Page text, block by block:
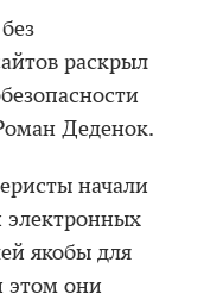
раскрыл
Деденок.
начали
электронных
якобы для
этом они